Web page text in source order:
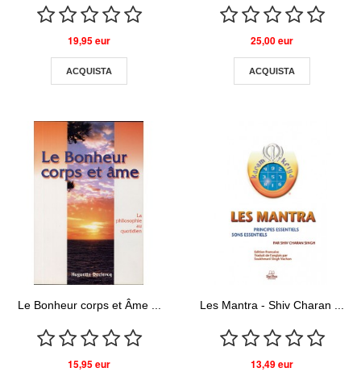
19,95 eur
ACQUISTA
25,00 eur
ACQUISTA
Le Bonheur corps et Âme ...
15,95 eur
Les Mantra - Shiv Charan ...
13,49 eur